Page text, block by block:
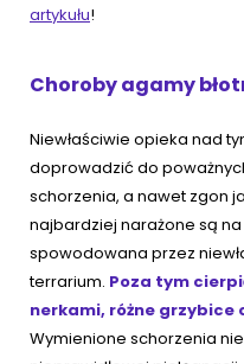
artykułu!
Choroby agamy
Niewłaściwie opieka nad
doprowadzić do
schorzenia, a nawet zgon
najbardziej narażone są
spowodowana przez
terrarium. Poza tym
nerkami, różne
Wymienione schorzenia